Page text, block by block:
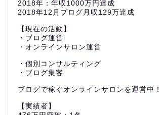
2018年：年収1000万円達成
2018年12月ブログ月収129万達成
【現在の活動】
・ブログ運営
・オンラインサロン運営
・個別コンサルティング
・ブログ集客
ブログで稼ぐオンラインサロンを運営中！
【実績者】